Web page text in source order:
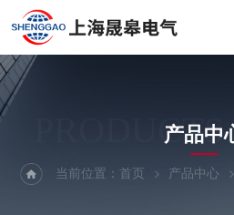
产品中
当前位置：首页 产品中心